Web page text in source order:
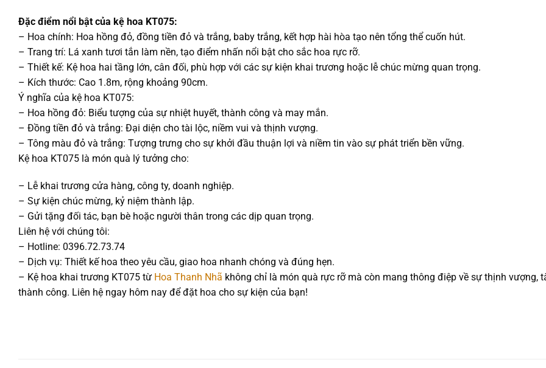
Đặc điểm nổi bật của kệ hoa KT075:
– Hoa chính: Hoa hồng đỏ, đồng tiền đỏ và trắng, baby trắng, kết hợp hài hòa tạo nên tổng thể cuốn hút.
– Trang trí: Lá xanh tươi tắn làm nền, tạo điểm nhấn nổi bật cho sắc hoa rực rỡ.
– Thiết kế: Kệ hoa hai tầng lớn, cân đối, phù hợp với các sự kiện khai trương hoặc lễ chúc mừng quan trọng.
– Kích thước: Cao 1.8m, rộng khoảng 90cm.
Ý nghĩa của kệ hoa KT075:
– Hoa hồng đỏ: Biểu tượng của sự nhiệt huyết, thành công và may mắn.
– Đồng tiền đỏ và trắng: Đại diện cho tài lộc, niềm vui và thịnh vượng.
– Tông màu đỏ và trắng: Tượng trưng cho sự khởi đầu thuận lợi và niềm tin vào sự phát triển bền vững.
Kệ hoa KT075 là món quà lý tưởng cho:
– Lễ khai trương cửa hàng, công ty, doanh nghiệp.
– Sự kiện chúc mừng, kỷ niệm thành lập.
– Gửi tặng đối tác, bạn bè hoặc người thân trong các dịp quan trọng.
Liên hệ với chúng tôi:
– Hotline: 0396.72.73.74
– Dịch vụ: Thiết kế hoa theo yêu cầu, giao hoa nhanh chóng và đúng hẹn.
– Kệ hoa khai trương KT075 từ Hoa Thanh Nhã không chỉ là món quà rực rỡ mà còn mang thông điệp về sự thịnh vượng,
thành công. Liên hệ ngay hôm nay để đặt hoa cho sự kiện của bạn!